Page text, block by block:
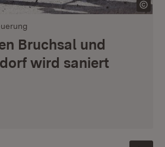
Bruchsal und
wird saniert